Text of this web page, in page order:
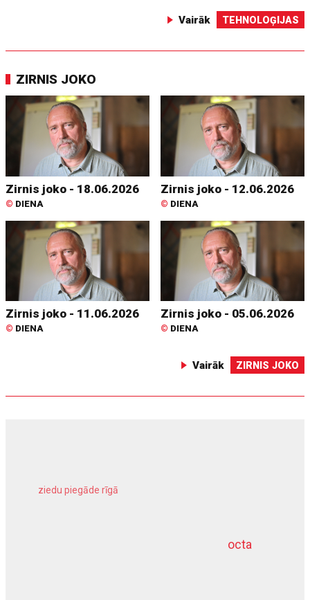
Vairāk TEHNOLOĢIJAS
ZIRNIS JOKO
Zirnis joko - 18.06.2026
© DIENA
Zirnis joko - 12.06.2026
© DIENA
Zirnis joko - 11.06.2026
© DIENA
Zirnis joko - 05.06.2026
© DIENA
Vairāk ZIRNIS JOKO
octa
ziedu piegāde rīgā
dziļurbums